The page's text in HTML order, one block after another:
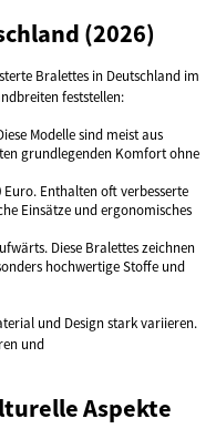
(2026)
Bralettes in Deutschland im
feststellen:
Modelle sind meist aus
grundlegenden Komfort ohne
Euro. Enthalten oft verbesserte
Einsätze und ergonomisches
Diese Bralettes zeichnen
hochwertige Stoffe und
und Design stark variieren.
und
Aspekte